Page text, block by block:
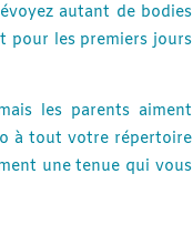
autant de bodies
pour les premiers jours
les parents aiment
à tout votre répertoire
une tenue qui vous